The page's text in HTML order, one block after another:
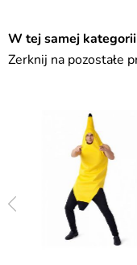
W tej samej kategorii
Zerknij na pozostałe